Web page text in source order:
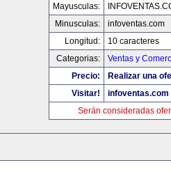
Mayusculas:
Minusculas:
infoventas.com
Longitud:
10 caracteres
Categorias:
Ventas y
Precio:
Realizar una
Visitar!
infoventas.com
Serán consideradas